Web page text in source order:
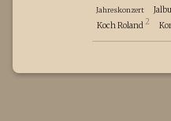
Jahreskonzert
Koch Roland2
Roming Stefan
Weinmann Franz